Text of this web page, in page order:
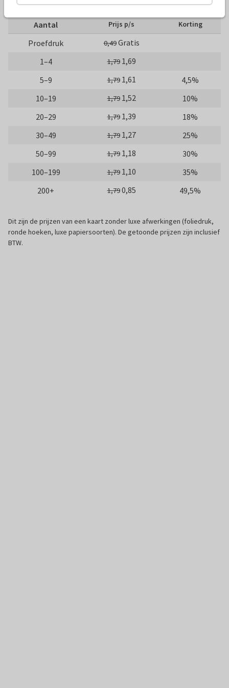
10 x 15 cm 15 x 21 cm 21 x 30 cm
Aantal Prijs p/s Korting
Proefdruk 0,49Gratis
1–4
1,79 1,69
5–9
1,79 1,61
4,5%
10–19
1,79 1,52
10%
20–29
1,79 1,39
18%
30–49
1,79 1,27
25%
50–99
1,79 1,18
30%
100–199
1,79 1,10
35%
200+
1,790,85 49,5%
Dit zijn de prijzen van een kaart zonder luxe afwerkingen (foliedruk,
ronde hoeken, luxe papiersoorten). De getoonde prijzen zijn inclusief
BTW.